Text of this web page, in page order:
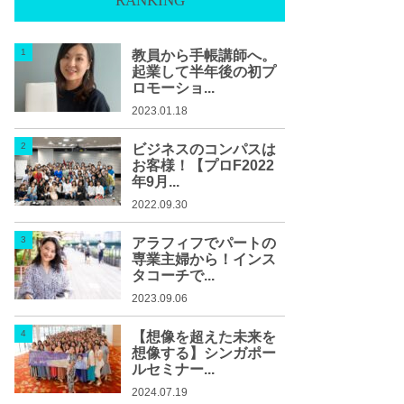
教員から手帳講師へ。
起業して半年後の初プ
ロモーショ...
2023.01.18
ビジネスのコンパスは
お客様！【プロF2022
年9月...
2022.09.30
アラフィフでパートの
専業主婦から！インス
タコーチで...
2023.09.06
【想像を超えた未来を
想像する】シンガポー
ルセミナー...
2024.07.19